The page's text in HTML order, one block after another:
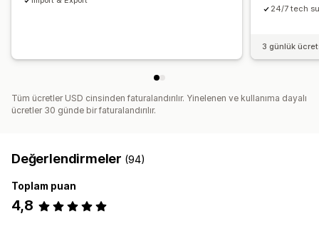
24/7 tech
3 günlük
Tüm ücretler USD cinsinden faturalandırılır. Yinelenen ve kullanıma dayalı
ücretler 30 günde bir faturalandırılır.
Değerlendirmeler (94)
Toplam puan
4,8